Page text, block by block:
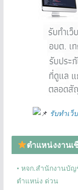
รับทำเว็
ตำแหน่งงานเ
• หจก.สำนักงานบั
ตำแหน่ง ด่วน